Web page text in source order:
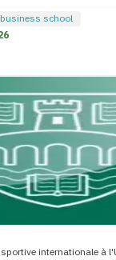
school
internationale à